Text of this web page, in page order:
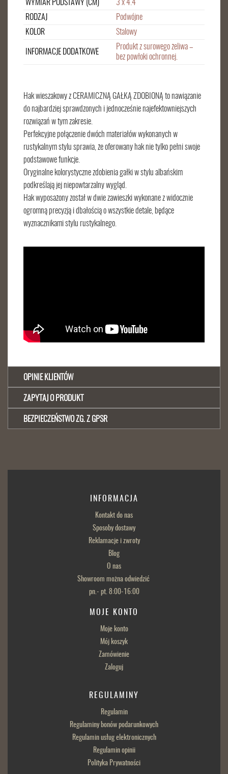
WYMIAR PODSTAWY (CM)
3 x 4.4
RODZAJ
Podwójne
KOLOR
Stalowy
INFORMACJE DODATKOWE
Produkt z surowego żeliwa –
bez powłoki ochronnej.
Hak wieszakowy z CERAMICZNĄ GAŁKĄ ZDOBIONĄ to nawiązanie
do najbardziej sprawdzonych i jednocześnie najefektowniejszych
rozwiązań w tym zakresie.
Perfekcyjne połączenie dwóch materiałów wykonanych w
rustykalnym stylu sprawia, że oferowany hak nie tylko pełni swoje
podstawowe funkcje.
Oryginalne kolorystyczne zdobienia gałki w stylu albańskim
podkreślają jej niepowtarzalny wygląd.
Hak wyposażony został w dwie zawieszki wykonane z widocznie
ogromną precyzją i dbałością o wszystkie detale, będące
wyznacznikami stylu rustykalnego.
OPINIE KLIENTÓW
ZAPYTAJ O PRODUKT
BEZPIECZEŃSTWO ZG. Z GPSR
INFORMACJA
Kontakt do nas
Sposoby dostawy
Reklamacje i zwroty
Blog
O nas
Showroom można odwiedzić
pn.- pt. 8:00-16:00
MOJE KONTO
Moje konto
Mój koszyk
Zamówienie
Zaloguj
REGULAMINY
Regulamin
Regulaminy bonów podarunkowych
Regulamin usług elektronicznych
Regulamin opinii
Polityka Prywatności